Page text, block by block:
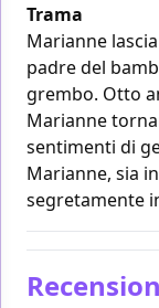
Trama
Marianne
padre del
grembo. Otto
Marianne
sentimenti di
Marianne, sia
segretamente